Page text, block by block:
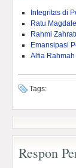
Integritas di
Ratu
Rahmi
Emansipasi
Alfia
Tags:
Respon